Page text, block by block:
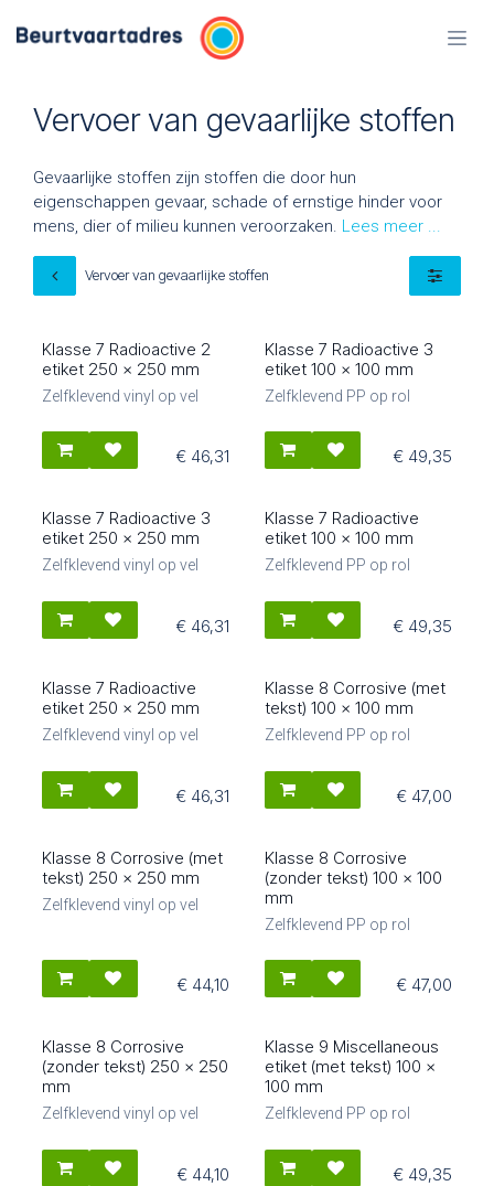
Vervoer van gevaarlijke stoffen
Gevaarlijke stoffen zijn stoffen die door hun
eigenschappen gevaar, schade of ernstige hinder voor
mens, dier of milieu kunnen veroorzaken.
Vervoer van gevaarlijke stoffen
87602
Klasse 7 Radioactive 2
etiket 250 x 250 mm
Zelfklevend vinyl op vel
€ 46,31
87506
Klasse 7 Radioactive 3
etiket 100 x 100 mm
Zelfklevend PP op rol
€ 49,35
87603
Klasse 7 Radioactive 3
etiket 250 x 250 mm
Zelfklevend vinyl op vel
€ 46,31
87508
Klasse 7 Radioactive
etiket 100 x 100 mm
Zelfklevend PP op rol
€ 49,35
87604
Klasse 7 Radioactive
etiket 250 x 250 mm
Zelfklevend vinyl op vel
€ 46,31
88504
Klasse 8 Corrosive (met
tekst) 100 x 100 mm
Zelfklevend PP op rol
€ 47,00
88603
Klasse 8 Corrosive (met
tekst) 250 x 250 mm
Zelfklevend vinyl op vel
€ 44,10
88502
Klasse 8 Corrosive
(zonder tekst) 100 x 100
mm
Zelfklevend PP op rol
€ 47,00
88601
Klasse 8 Corrosive
(zonder tekst) 250 x 250
mm
Zelfklevend vinyl op vel
€ 44,10
89504
Klasse 9 Miscellaneous
etiket (met tekst) 100 x
100 mm
Zelfklevend PP op rol
€ 49,35